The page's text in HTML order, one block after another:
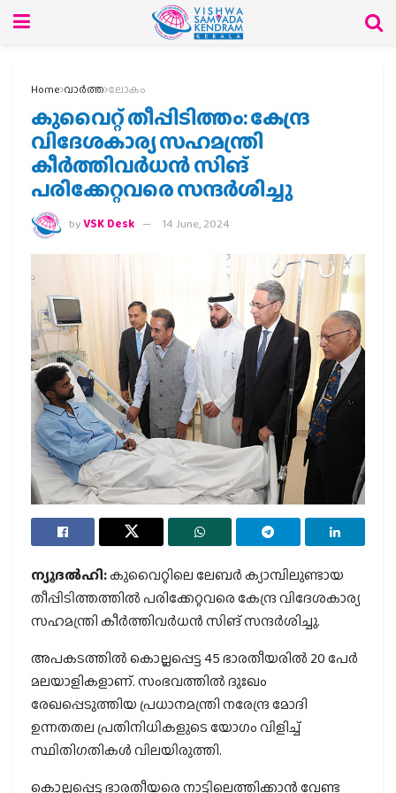
Home വാര്‍ത്ത ലോകം
കുവൈറ്റ് തീപ്പിടിത്തം: കേന്ദ്ര
വിദേശകാര്യ സഹമന്ത്രി
കീര്‍ത്തിവര്‍ധന്‍ സിങ്
പരിക്കേറ്റവരെ സന്ദര്‍ശിച്ചു
byVSK Desk 14 June, 2024
ന്യൂദല്‍ഹി:കുവൈറ്റിലെ ലേബര്‍ ക്യാമ്പിലുണ്ടായ
തീപ്പിടിത്തത്തില്‍ പരിക്കേറ്റവരെ കേന്ദ്ര വിദേശകാര്യ
സഹമന്ത്രി കീര്‍ത്തിവര്‍ധന്‍ സിങ് സന്ദര്‍ശിച്ചു.
അപകടത്തില്‍ കൊല്ലപ്പെട്ട 45 ഭാരതീയരില്‍ 20 പേര്‍
മലയാളികളാണ്. സംഭവത്തില്‍ ദുഃഖം
രേഖപ്പെടുത്തിയ പ്രധാനമന്ത്രി നരേന്ദ്ര മോദി
ഉന്നതതല പ്രതിനിധികളുടെ യോഗം വിളിച്ച്
സ്ഥിതിഗതികള്‍ വിലയിരുത്തി.
കൊല്ലപ്പെട്ട ഭാരതീയരെ നാട്ടിലെത്തിക്കാന്‍ വേണ്ട